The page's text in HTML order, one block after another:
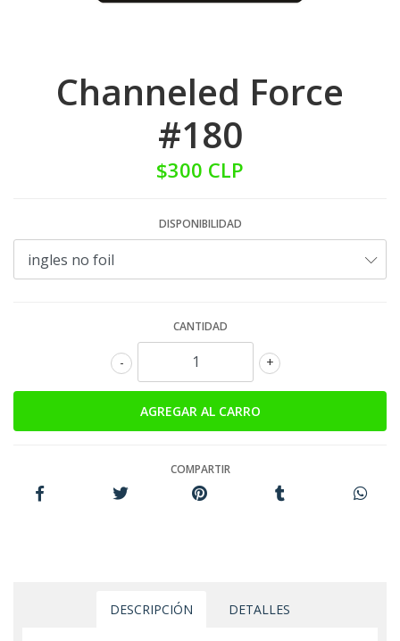
Channeled Force
#180
$300 CLP
DISPONIBILIDAD
CANTIDAD
+
-
COMPARTIR
DESCRIPCIÓN DETALLES